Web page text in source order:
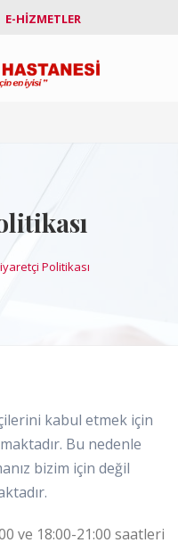
E-HIZMETLER
Politikası
kabul etmek için
Bu nedenle
bizim için değil
ve 18:00-21:00 saatleri